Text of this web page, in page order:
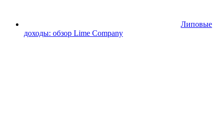
Липовые
доходы: обзор Lime Company